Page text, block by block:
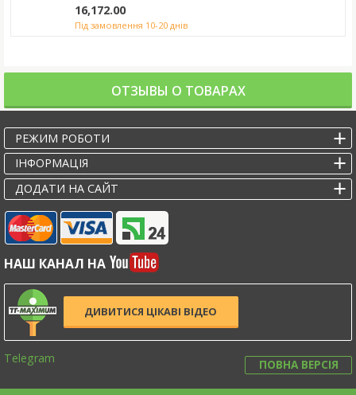
16,172.00
під замовлення 10-20 днів
ОТЗЫВЫ О ТОВАРАХ
РЕЖИМ РОБОТИ
IНФОРМАЦІЯ
ДОДАТИ НА САЙТ
НАШ КАНАЛ НА
ДИВИТИСЯ ЦІКАВІ ВІДЕО
Telegram ПОВНА ВЕРСІЯ